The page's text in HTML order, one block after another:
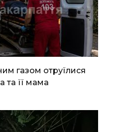
газом отруїлися
та її мама